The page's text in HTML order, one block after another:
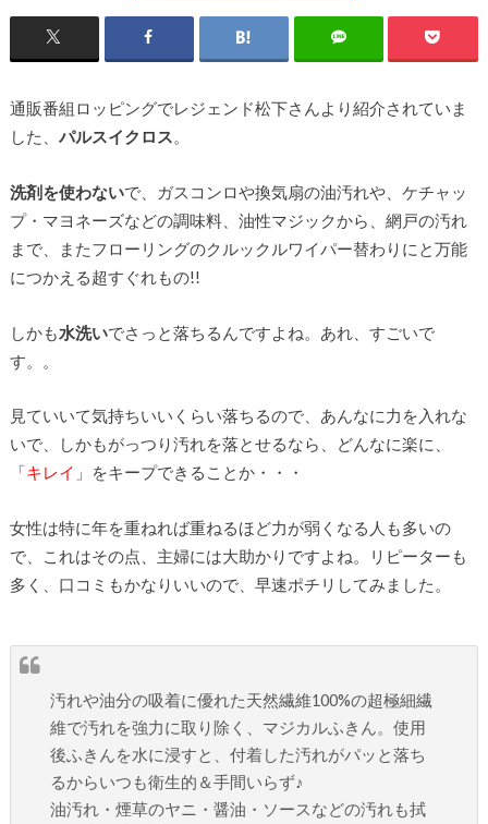
通販番組ロッピングでレジェンド松下さんより紹介されていま
した、 パルスイクロス。
洗剤を使わないで、ガスコンロや換気扇の油汚れや、ケチャッ
プ・マヨネーズなどの調味料、油性マジックから、網戸の汚れ
まで、またフローリングのクルックルワイパー替わりにと万能
につかえる超すぐれもの!!
しかも水洗いでさっと落ちるんですよね。あれ、すごいで
す。。
見ていいて気持ちいいくらい落ちるので、あんなに力を入れな
いで、しかもがっつり汚れを落とせるなら、どんなに楽に、
「キレイ 」をキープできることか・・・
女性は特に年を重ねれば重ねるほど力が弱くなる人も多いの
で、これはその点、主婦には大助かりですよね。リピーターも
多く、口コミもかなりいいので、早速ポチリしてみました。
汚れや油分の吸着に優れた天然繊維100%の超極細繊
維で汚れを強力に取り除く、マジカルふきん。使用
後ふきんを水に浸すと、付着した汚れがパッと落ち
るからいつも衛生的＆手間いらず♪
油汚れ・煙草のヤニ・醤油・ソースなどの汚れも拭